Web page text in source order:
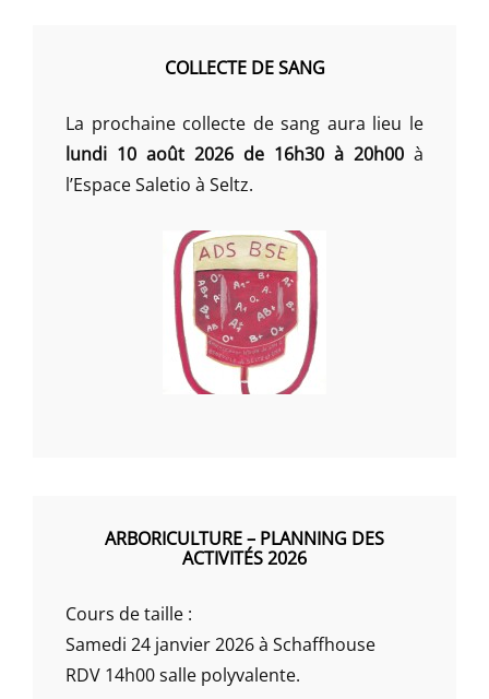
COLLECTE DE SANG
La prochaine collecte de sang aura lieu le
lundi 10 août 2026 de 16h30 à 20h00 à
l’Espace Saletio à Seltz.
ARBORICULTURE – PLANNING DES
ACTIVITÉS 2026
Cours de taille :
Samedi 24 janvier 2026 à Schaffhouse
RDV 14h00 salle polyvalente.